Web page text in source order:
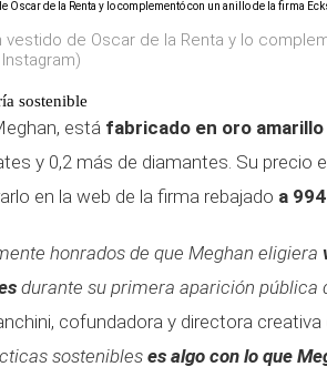
vestido de Oscar de la Renta y lo
sostenible
está fabricado en oro
y 0,2 más de diamantes. Su precio
en la web de la firma rebajado a
honrados de que Meghan eligiera
durante su primera aparición pública
cofundadora y directora creativa
sostenibles es algo con lo que